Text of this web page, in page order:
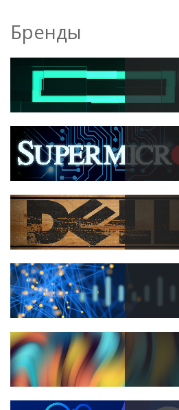
Бренды